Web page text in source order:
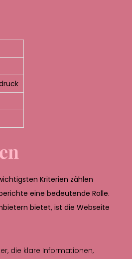
Kriterien zählen
eine bedeutende Rolle.
bietet, ist die Webseite
die klare Informationen,